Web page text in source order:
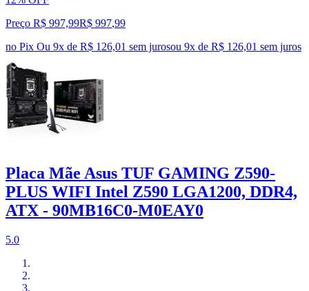
Preço R$ 997,99R$ 997,99
no Pix Ou 9x de R$ 126,01 sem jurosou 9x de R$ 126,01 sem juros
Placa Mãe Asus TUF GAMING Z590-
PLUS WIFI Intel Z590 LGA1200, DDR4,
ATX - 90MB16C0-M0EAY0
5.0